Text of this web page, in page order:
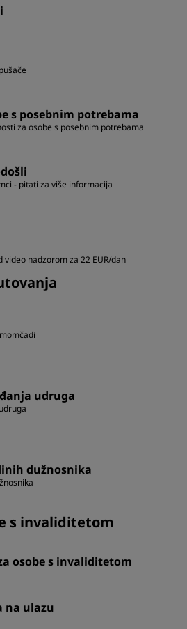
s posebnim potrebama
za osobe s posebnim potrebama
- pitati za više informacija
video nadzorom za 22 EUR/dan
udruga
dužnosnika
s invaliditetom
osobe s invaliditetom
na ulazu